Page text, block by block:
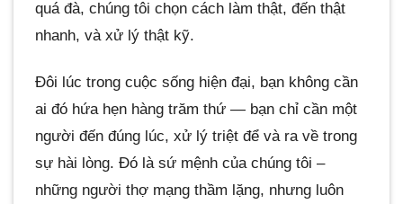
quá đà, chúng tôi chọn cách làm thật, đến thật
nhanh, và xử lý thật kỹ.
Đôi lúc trong cuộc sống hiện đại, bạn không cần
ai đó hứa hẹn hàng trăm thứ — bạn chỉ cần một
người đến đúng lúc, xử lý triệt để và ra về trong
sự hài lòng. Đó là sứ mệnh của chúng tôi –
những người thợ mạng thầm lặng, nhưng luôn